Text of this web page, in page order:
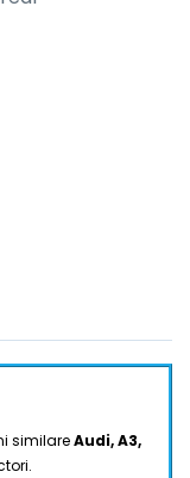
similareAudi, A3,